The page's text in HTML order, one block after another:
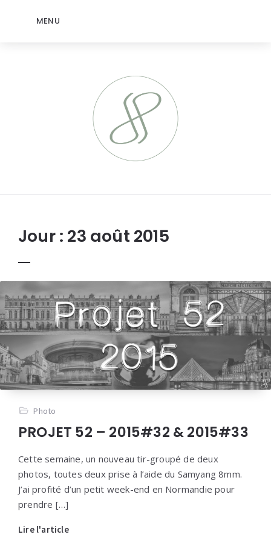
MENU
Jour : 23 août 2015
Photo
PROJET 52 – 2015#32 & 2015#33
Cette semaine, un nouveau tir-groupé de deux
photos, toutes deux prise à l’aide du Samyang 8mm.
J’ai profité d’un petit week-end en Normandie pour
prendre […]
Lire l'article